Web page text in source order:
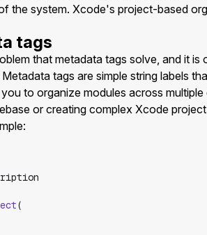
the system. Xcode's project-based
tags
that metadata tags solve, and it
tags are simple string labels
to organize modules across
or creating complex Xcode
(